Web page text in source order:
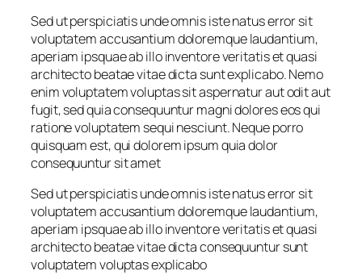
Sed ut perspiciatis unde omnis iste natus error sit
voluptatem accusantium doloremque laudantium,
aperiam ipsquae ab illo inventore veritatis et quasi
architecto beatae vitae dicta sunt explicabo. Nemo
enim voluptatem voluptas sit aspernatur aut odit aut
fugit, sed quia consequuntur magni dolores eos qui
ratione voluptatem sequi nesciunt. Neque porro
quisquam est, qui dolorem ipsum quia dolor
consequuntur sit amet
Sed ut perspiciatis unde omnis iste natus error sit
voluptatem accusantium doloremque laudantium,
aperiam ipsquae ab illo inventore veritatis et quasi
architecto beatae vitae dicta consequuntur sunt
voluptatem voluptas explicabo